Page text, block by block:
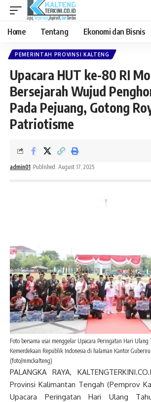
Home Tentang Ekonomi dan Bisnis
PEMERINTAH PROVINSI KALTENG
Upacara HUT ke-80 RI
Bersejarah Wujud
Pada Pejuang, Gotong
Patriotisme
admin01 Published: August 17, 2025
Foto bersama usai menggelar Upacara Peringatan Hari Ulang
Kemerdekaan Republik Indonesia di halaman Kantor
(foto/mmckalteng)
PALANGKA RAYA,
Provinsi Kalimantan Tengah (Pemprov
Upacara Peringatan Hari Ulang